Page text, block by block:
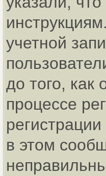
учетной
до того, как
процессе
в этом